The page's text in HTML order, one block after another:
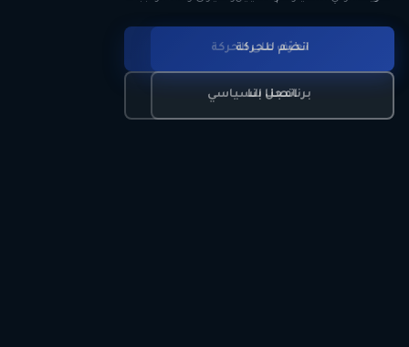
تعرّف على الحركة
برنامجنا السياسي
انضم للحركة
اتصل بنا